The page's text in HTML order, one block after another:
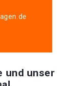
und unser